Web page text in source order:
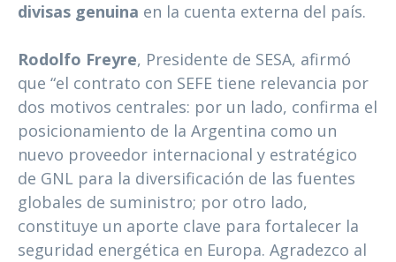
divisas genuina en la cuenta externa del país.
Rodolfo Freyre, Presidente de SESA, afirmó
que “el contrato con SEFE tiene relevancia por
dos motivos centrales: por un lado, confirma el
posicionamiento de la Argentina como un
nuevo proveedor internacional y estratégico
de GNL para la diversificación de las fuentes
globales de suministro; por otro lado,
constituye un aporte clave para fortalecer la
seguridad energética en Europa. Agradezco al